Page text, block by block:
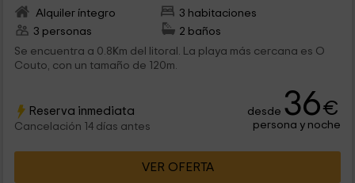
Alquiler íntegro
3 habitaciones
3 personas
2 baños
Se encuentra a 0.8Km del litoral. La playa más cercana es O
Couto, con un tamaño de 120m.
Reserva inmediata
Cancelación 14 días antes
desde 36€
persona y noche
VER OFERTA